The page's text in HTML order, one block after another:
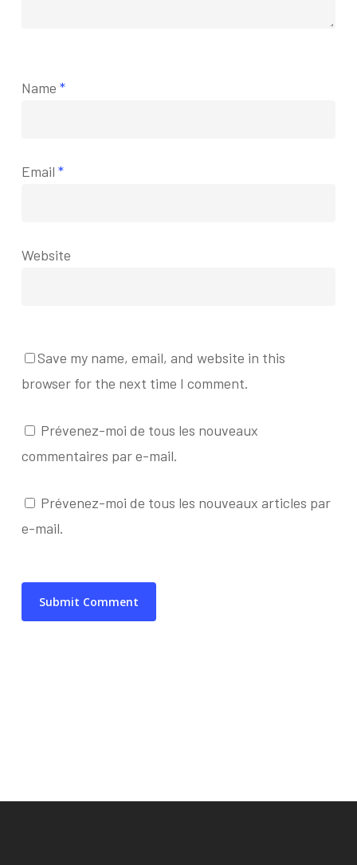
Name *
Email *
Website
Save my name, email, and website in this
browser for the next time I comment.
Prévenez-moi de tous les nouveaux
commentaires par e-mail.
Prévenez-moi de tous les nouveaux articles par
e-mail.